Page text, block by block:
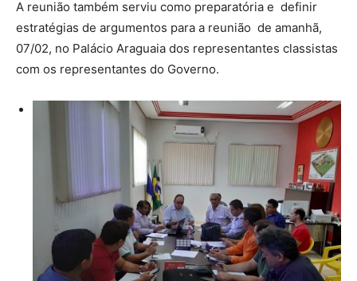
A reunião também serviu como preparatória e definir
estratégias de argumentos para a reunião de amanhã,
07/02, no Palácio Araguaia dos representantes classistas
com os representantes do Governo.